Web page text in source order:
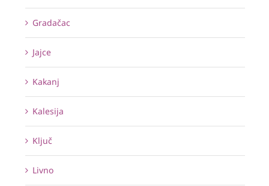
Gradačac
Jajce
Kakanj
Kalesija
Ključ
Livno